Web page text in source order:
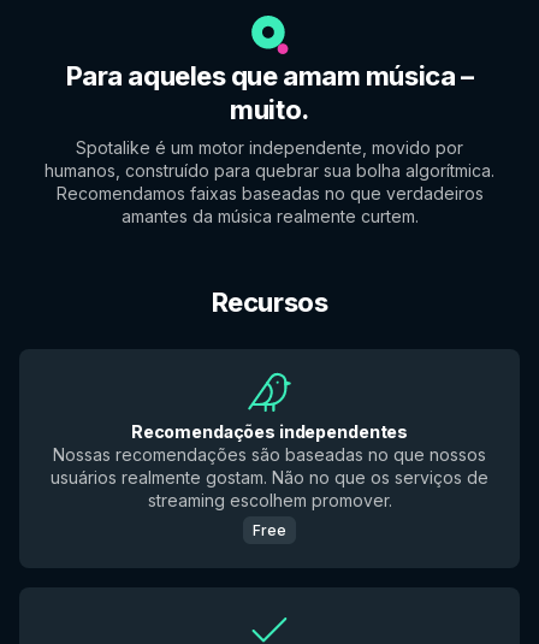
Para aqueles que amam música –
muito.
Spotalike é um motor independente, movido por
humanos, construído para quebrar sua bolha algorítmica.
Recomendamos faixas baseadas no que verdadeiros
amantes da música realmente curtem.
Recursos
Recomendações independentes
Nossas recomendações são baseadas no que nossos
usuários realmente gostam. Não no que os serviços de
streaming escolhem promover.
Free